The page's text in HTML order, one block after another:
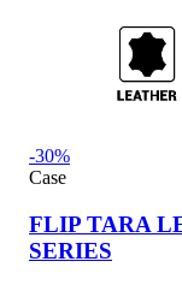
-30%
Case
FLIP TARA
SERIES